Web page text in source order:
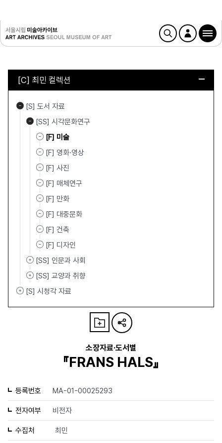
[C] 최민 컬렉션
[S] 도서 자료
[SS] 시각문화연구
[F] 미술
[F] 영화·영상
[F] 사진
[F] 매체연구
[F] 만화
[F] 대중문화
[F] 건축
[F] 디자인
[SS] 인문과 사회
[SS] 교양과 취향
[S] 시청각 자료
소장자료·도서별
『FRANS HALS』
등록번호 MA-01-00025293
전자여부 비전자
수집처 최민